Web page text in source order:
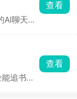
使用，
。
AI聊天
复贴合
剧情代
查看
追书阅
查看